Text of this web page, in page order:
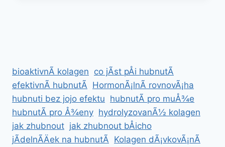
bioaktivnÃ­ kolagen co jÃ­st pÅi hubnutÃ­
efektivnÃ­ hubnutÃ­ HormonÃ¡lnÃ­ rovnovÃ¡ha
hubnuti bez jojo efektu hubnutÃ­ pro muÅ¾e
hubnutÃ­ pro Å¾eny hydrolyzovanÃ½ kolagen
jak zhubnout jak zhubnout bÅicho
jÃ­delnÃ­Äek na hubnutÃ­ Kolagen dÃ¡vkovÃ¡nÃ­